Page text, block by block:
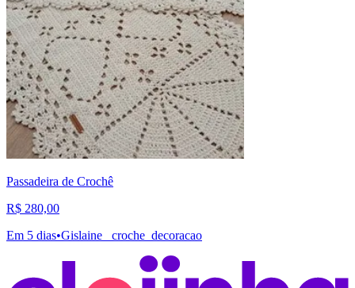
Passadeira de Crochê
R$ 280,00
Em 5 dias•Gislaine_ croche_decoracao